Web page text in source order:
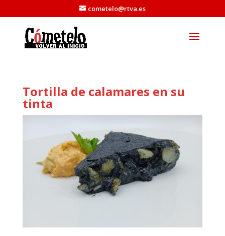
cometelo@rtva.es
Tortilla de calamares en su
tinta